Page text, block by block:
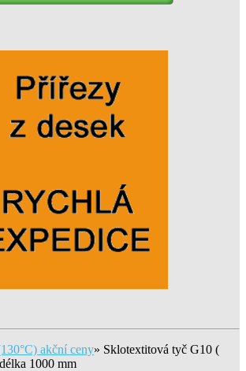
akční ceny» Sklotextitová tyč G10 (
1000 mm